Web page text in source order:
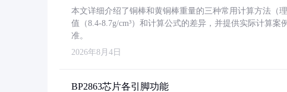
本文详细介绍了铜棒和黄铜棒重量的三种常用计算方法（
值（8.4-8.7g/cm³）和计算公式的差异，并提供实际计算
准。
2026年8月4日
BP2863芯片各引脚功能